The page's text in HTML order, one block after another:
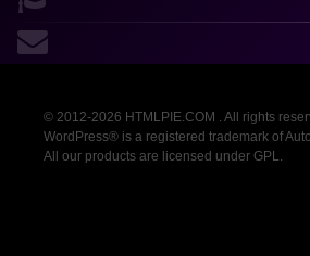
© 2012-2026 HTMLPIE.COM . All rights
WordPress® is a registered trademark of
All our products are licensed under GPL.